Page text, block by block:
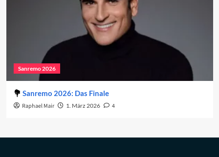
Sanremo 2026
Sanremo 2026: Das Finale
Raphael Mair 1. März 2026 4